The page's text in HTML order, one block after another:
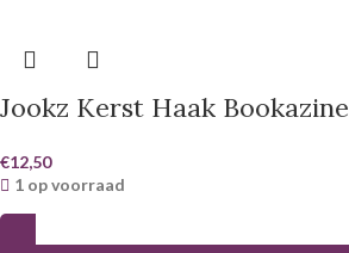
Jookz Kerst Haak Bookazine
€12,50
1 op voorraad